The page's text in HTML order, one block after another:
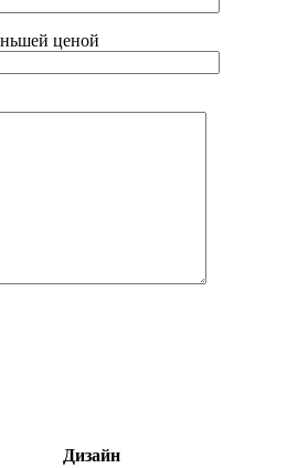
ценой
Дизайн